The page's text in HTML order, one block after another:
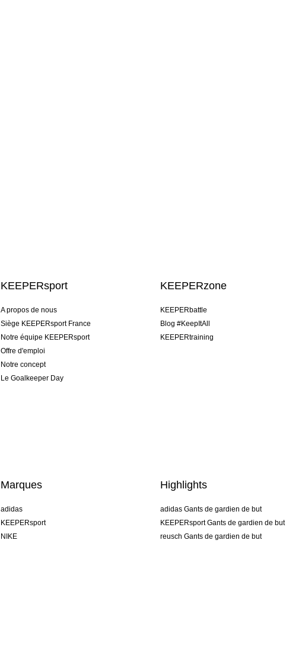
KEEPERsport
A propos de nous
Siège KEEPERsport France
Notre équipe KEEPERsport
Offre d'emploi
Notre concept
Le Goalkeeper Day
KEEPERzone
KEEPERbattle
Blog #KeepItAll
KEEPERtraining
Marques
adidas
KEEPERsport
NIKE
Highlights
adidas Gants de gardien de but
KEEPERsport Gants de gardien de but
reusch Gants de gardien de but